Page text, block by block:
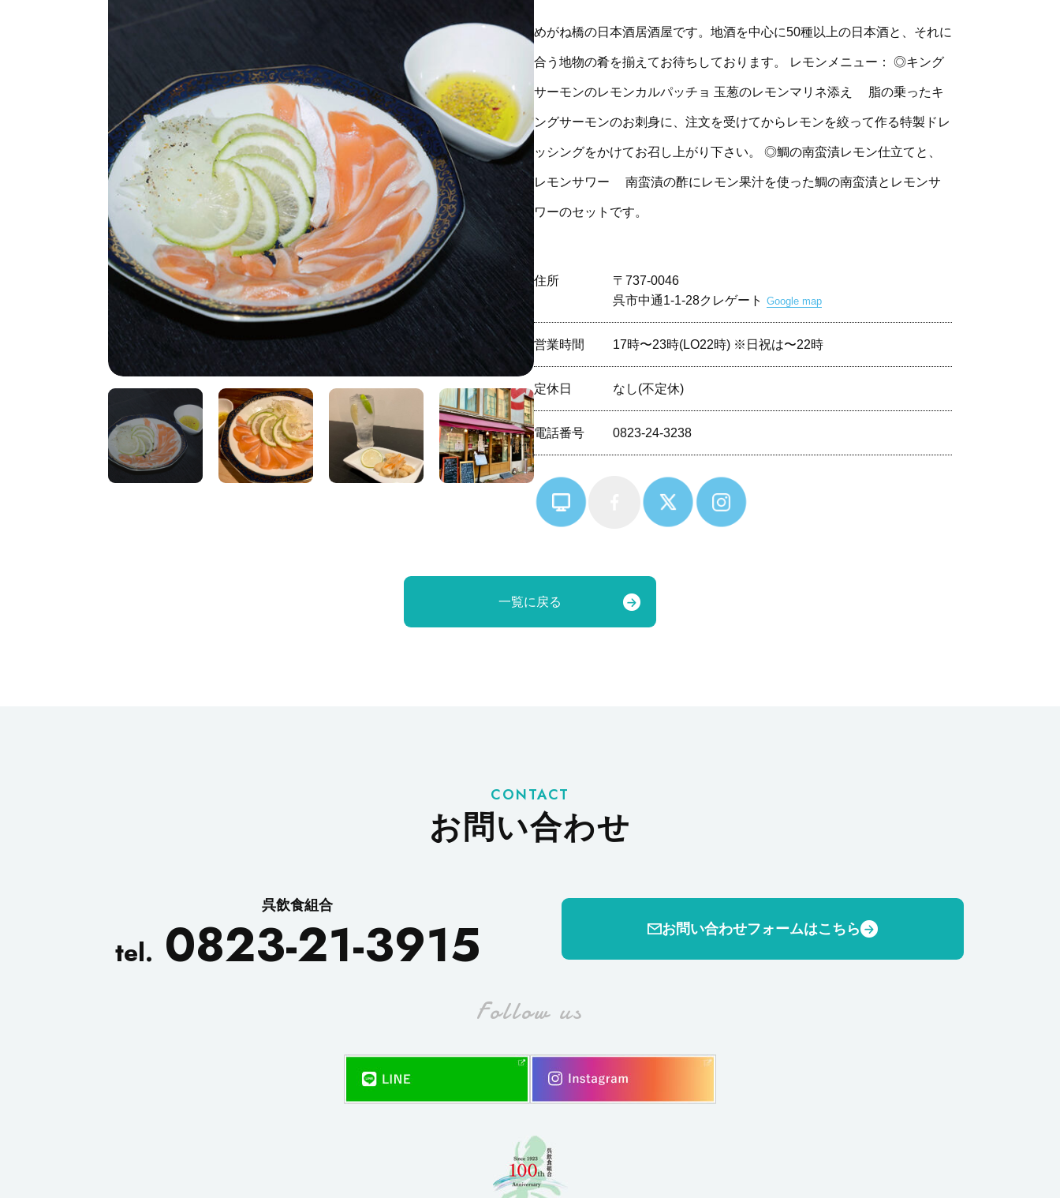
めがね橋の日本酒居酒屋です。地酒を中心に50種以上の日本酒と、それに
合う地物の肴を揃えてお待ちしております。 レモンメニュー： ◎キング
サーモンのレモンカルパッチョ 玉葱のレモンマリネ添え 脂の乗ったキ
ングサーモンのお刺身に、注文を受けてからレモンを絞って作る特製ドレ
ッシングをかけてお召し上がり下さい。 ◎鯛の南蛮漬レモン仕立てと、
レモンサワー 南蛮漬の酢にレモン果汁を使った鯛の南蛮漬とレモンサ
ワーのセットです。
住所
〒737-0046
呉市中通1-1-28クレゲート Google map
営業時間 17時〜23時(LO22時) ※日祝は〜22時
定休⽇ なし(不定休)
電話番号 0823-24-3238
一覧に戻る
CONTACT
お問い合わせ
呉飲食組合
tel. 0823-21-3915 お問い合わせフォームはこちら
Follow us